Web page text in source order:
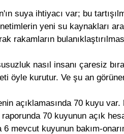
suya ihtiyacı var; bu
yeni su kaynakları
rakamların
nasıl insanı çaresiz
öyle kurutur. Ve şu an
açıklamasında 70 kuyu
70 kuyunun açık
6 mevcut kuyunun bakım-